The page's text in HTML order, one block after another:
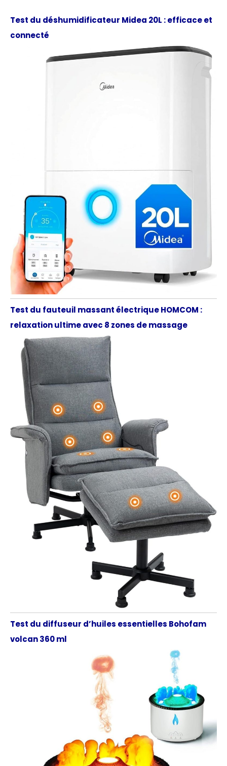
Test du déshumidificateur Midea 20L : efficace et
connecté
Test du fauteuil massant électrique HOMCOM :
relaxation ultime avec 8 zones de massage
Test du diffuseur d’huiles essentielles Bohofam
volcan 360 ml